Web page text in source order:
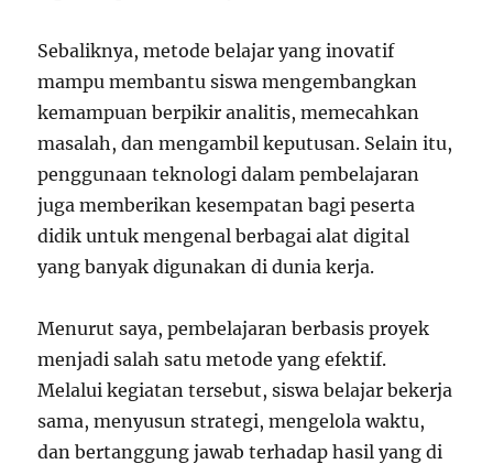
Sebaliknya, metode belajar yang inovatif
mampu membantu siswa mengembangkan
kemampuan berpikir analitis, memecahkan
masalah, dan mengambil keputusan. Selain itu,
penggunaan teknologi dalam pembelajaran
juga memberikan kesempatan bagi peserta
didik untuk mengenal berbagai alat digital
yang banyak digunakan di dunia kerja.
Menurut saya, pembelajaran berbasis proyek
menjadi salah satu metode yang efektif.
Melalui kegiatan tersebut, siswa belajar bekerja
sama, menyusun strategi, mengelola waktu,
dan bertanggung jawab terhadap hasil yang di